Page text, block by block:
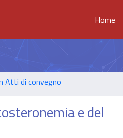
Home
Atti di convegno
e del